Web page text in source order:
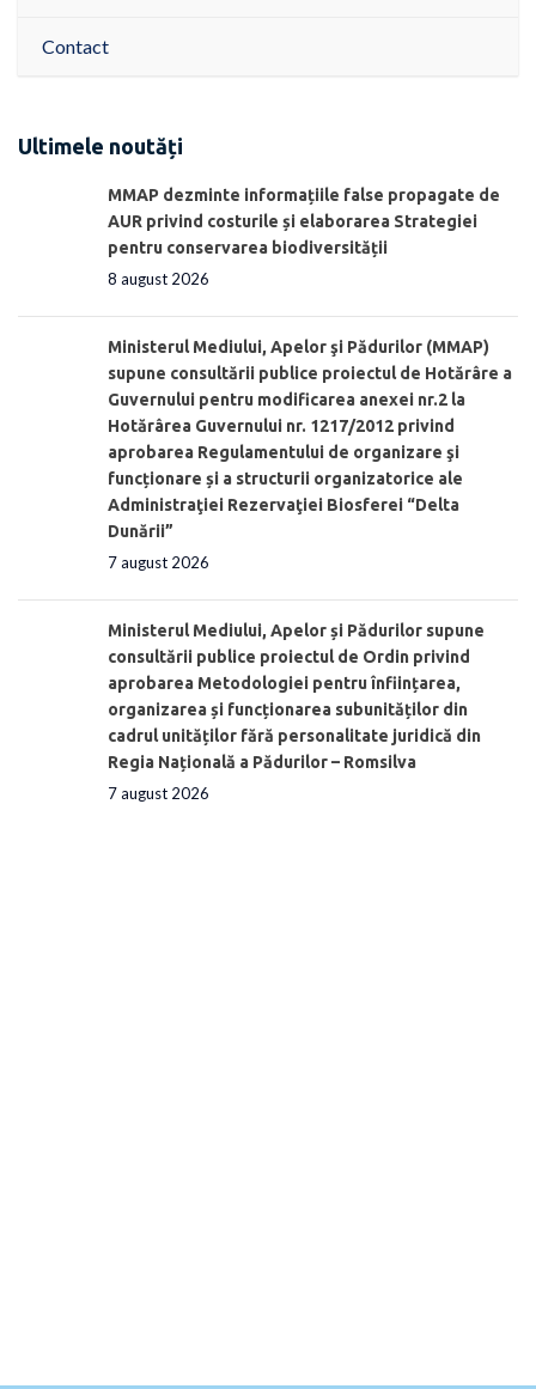
Contact
Ultimele noutăți
MMAP dezminte informațiile false propagate de
AUR privind costurile și elaborarea Strategiei
pentru conservarea biodiversității
8 august 2026
Ministerul Mediului, Apelor şi Pădurilor (MMAP)
supune consultării publice proiectul de Hotărâre a
Guvernului pentru modificarea anexei nr.2 la
Hotărârea Guvernului nr. 1217/2012 privind
aprobarea Regulamentului de organizare şi
funcționare și a structurii organizatorice ale
Administraţiei Rezervaţiei Biosferei “Delta
Dunării”
7 august 2026
Ministerul Mediului, Apelor și Pădurilor supune
consultării publice proiectul de Ordin privind
aprobarea Metodologiei pentru înființarea,
organizarea și funcționarea subunităților din
cadrul unităților fără personalitate juridică din
Regia Națională a Pădurilor – Romsilva
7 august 2026